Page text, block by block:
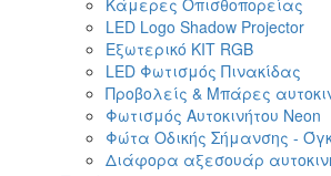
Κάμερες Οπισθοπορείας
LED Logo Shadow Projector
Εξωτερικό ΚΙΤ RGB
LED Φωτισμός Πινακίδας
Προβολείς & Μπάρες
Φωτισμός Αυτοκινήτου Neon
Φώτα Οδικής Σήμανσης -
Διάφορα αξεσουάρ